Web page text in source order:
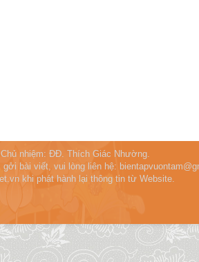
nhiệm: ĐĐ. Thích Giác Nhường.
bài viết, vui lòng liên hệ:
khi phát hành lại thông tin từ Website.